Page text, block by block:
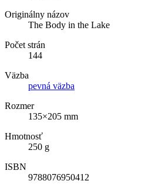
Originálny názov
The Body in the Lake
Počet strán
144
Väzba
pevná väzba
Rozmer
135×205 mm
Hmotnosť
250 g
ISBN
9788076950412